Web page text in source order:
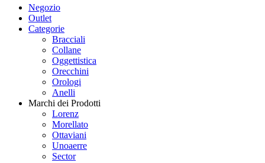
Negozio
Outlet
Categorie
Bracciali
Collane
Oggettistica
Orecchini
Orologi
Anelli
Marchi dei Prodotti
Lorenz
Morellato
Ottaviani
Unoaerre
Sector